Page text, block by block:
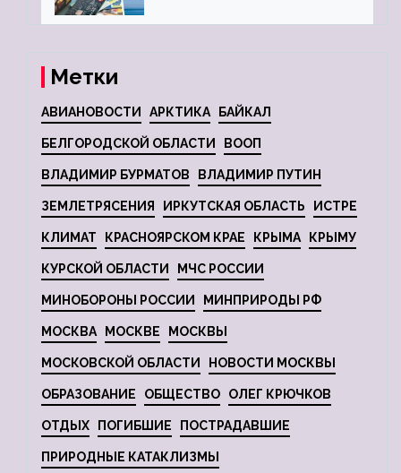
Метки
АВИАНОВОСТИ АРКТИКА БАЙКАЛ
БЕЛГОРОДСКОЙ ОБЛАСТИ ВООП
ВЛАДИМИР БУРМАТОВ ВЛАДИМИР ПУТИН
ЗЕМЛЕТРЯСЕНИЯ ИРКУТСКАЯ ОБЛАСТЬ ИСТРЕ
КЛИМАТ КРАСНОЯРСКОМ КРАЕ КРЫМА КРЫМУ
КУРСКОЙ ОБЛАСТИ МЧС РОССИИ
МИНОБОРОНЫ РОССИИ МИНПРИРОДЫ РФ
МОСКВА МОСКВЕ МОСКВЫ
МОСКОВСКОЙ ОБЛАСТИ НОВОСТИ МОСКВЫ
ОБРАЗОВАНИЕ ОБЩЕСТВО ОЛЕГ КРЮЧКОВ
ОТДЫХ ПОГИБШИЕ ПОСТРАДАВШИЕ
ПРИРОДНЫЕ КАТАКЛИЗМЫ